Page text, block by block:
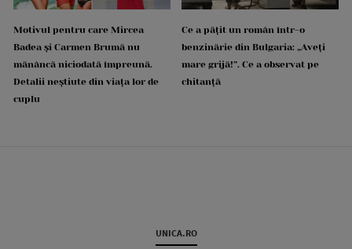
Motivul pentru care Mircea
Badea și Carmen Brumă nu
mănâncă niciodată împreună.
Detalii neștiute din viața lor de
cuplu
Ce a pățit un român într-o
benzinărie din Bulgaria: „Aveți
mare grijă!”. Ce a observat pe
chitanță
UNICA.RO